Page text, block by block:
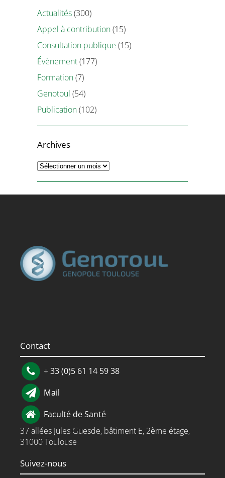
Actualités(300)
Appel à contribution(15)
Consultation publique (15)
Évènement(177)
Formation(7)
Genotoul (54)
Publication(102)
Archives
Archives
Contact
+ 33 (0)5 61 14 59 38
Mail
Faculté de Santé
37 allées Jules Guesde, bâtiment E, 2ème étage,
31000 Toulouse
Suivez-nous